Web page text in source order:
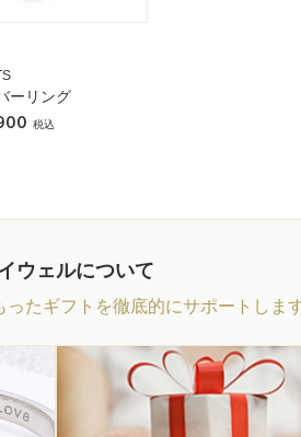
ーリング
ウェルについて
たギフトを徹底的にサポートしま